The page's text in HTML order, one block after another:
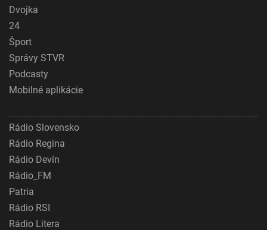
Dvojka
24
Šport
Správy STVR
Podcasty
Mobilné aplikácie
Rádio Slovensko
Rádio Regina
Rádio Devín
Rádio_FM
Patria
Rádio RSI
Rádio Litera